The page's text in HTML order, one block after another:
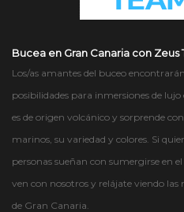
Bucea en Gran Canaria con Zeus
Los/as amantes del buceo
posibilidades para inmersiones de
es de origen volcánico y sorprende
marinos, su variedad y colores. Si
personas sueñan con sumergirse en
ven con nosotros y relájate viendo
de Gran Canaria.